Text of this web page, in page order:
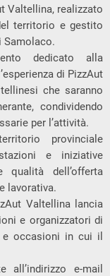
Valtellina, realizzato
territorio e gestito
Samolaco.
dedicato alla
di PizzAut
che saranno
condividendo
per l’attività.
provinciale
e iniziative
qualità dell’offerta
lavorativa.
Valtellina lancia
e organizzatori di
e occasioni in cui il
all’indirizzo e-mail